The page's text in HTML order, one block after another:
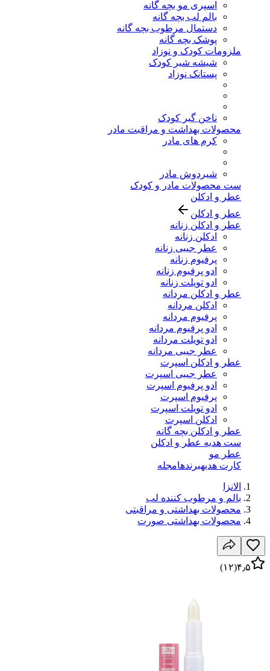
اسپری مو بچه گانه
بالم لب بچه گانه
دستمال مرطوب بچه گانه
پوشک بچه گانه
ملزومات کودک و نوزاد
شیشه شیر کودک
پستانک نوزاد
ناخن گیر کودک
محصولات بهداشت و مراقبت مادر
کرم های مادر
شیردوش مادر
ست محصولات مادر و کودک
عطر و ادکلن
عطر و ادکلن
عطر و ادکلن زنانه
ادکلن زنانه
عطر جیبی زنانه
پرفیوم زنانه
ادو پرفیوم زنانه
ادو تویلت زنانه
عطر و ادکلن مردانه
ادکلن مردانه
پرفیوم مردانه
ادو پرفیوم مردانه
ادو تویلت مردانه
عطر جیبی مردانه
عطر و ادکلن اسپرت
عطر جیبی اسپرت
ادو پرفیوم اسپرت
پرفیوم اسپرت
ادو تویلت اسپرت
ادکلن اسپرت
عطر و ادکلن بچه گانه
ست هدیه عطر و ادکلن
عطر مو
کارت هدیهبرندهامجله
الانزا
بالم و مرطوب کننده لب
محصولات بهداشتی و مراقبتی
محصولات بهداشتی صورت
۴٫۵(۱۲)